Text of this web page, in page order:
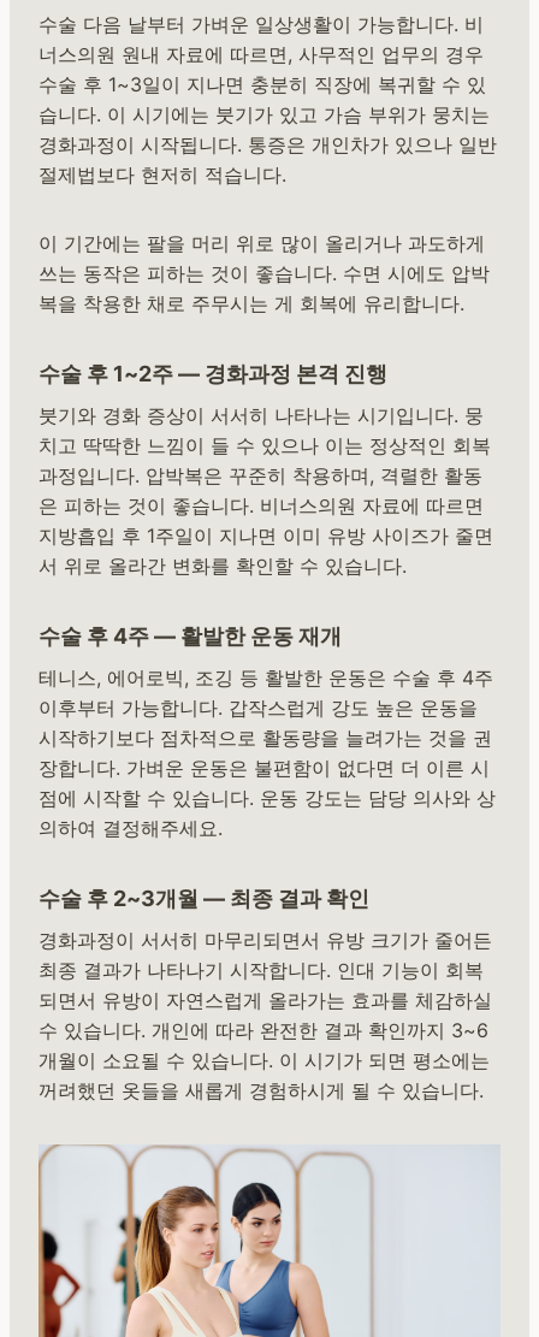
수술 다음 날부터 가벼운 일상생활이 가능합니다. 비
너스의원 원내 자료에 따르면, 사무적인 업무의 경우
수술 후 1~3일이 지나면 충분히 직장에 복귀할 수 있
습니다. 이 시기에는 붓기가 있고 가슴 부위가 뭉치는
경화과정이 시작됩니다. 통증은 개인차가 있으나 일반
절제법보다 현저히 적습니다.
이 기간에는 팔을 머리 위로 많이 올리거나 과도하게
쓰는 동작은 피하는 것이 좋습니다. 수면 시에도 압박
복을 착용한 채로 주무시는 게 회복에 유리합니다.
수술 후 1~2주 — 경화과정 본격 진행
붓기와 경화 증상이 서서히 나타나는 시기입니다. 뭉
치고 딱딱한 느낌이 들 수 있으나 이는 정상적인 회복
과정입니다. 압박복은 꾸준히 착용하며, 격렬한 활동
은 피하는 것이 좋습니다. 비너스의원 자료에 따르면
지방흡입 후 1주일이 지나면 이미 유방 사이즈가 줄면
서 위로 올라간 변화를 확인할 수 있습니다.
수술 후 4주 — 활발한 운동 재개
테니스, 에어로빅, 조깅 등 활발한 운동은 수술 후 4주
이후부터 가능합니다. 갑작스럽게 강도 높은 운동을
시작하기보다 점차적으로 활동량을 늘려가는 것을 권
장합니다. 가벼운 운동은 불편함이 없다면 더 이른 시
점에 시작할 수 있습니다. 운동 강도는 담당 의사와 상
의하여 결정해주세요.
수술 후 2~3개월 — 최종 결과 확인
경화과정이 서서히 마무리되면서 유방 크기가 줄어든
최종 결과가 나타나기 시작합니다. 인대 기능이 회복
되면서 유방이 자연스럽게 올라가는 효과를 체감하실
수 있습니다. 개인에 따라 완전한 결과 확인까지 3~6
개월이 소요될 수 있습니다. 이 시기가 되면 평소에는
꺼려했던 옷들을 새롭게 경험하시게 될 수 있습니다.